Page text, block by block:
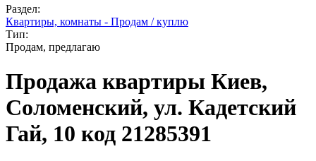
Раздел:
Квартиры, комнаты - Продам / куплю
Тип:
Продам, предлагаю
Продажа квартиры Киев,
Соломенский, ул. Кадетский
Гай, 10 код 21285391